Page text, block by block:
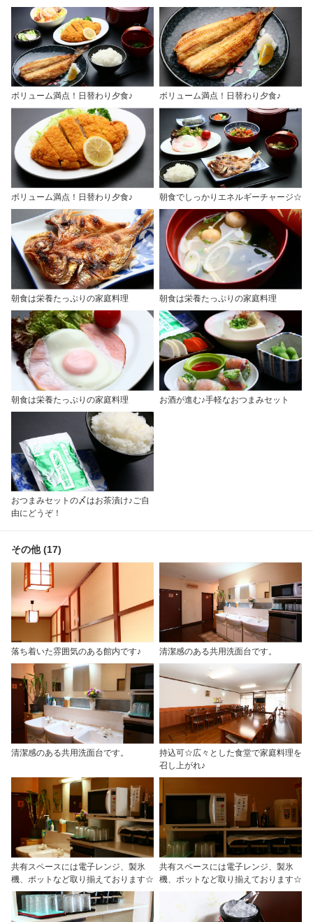
ボリューム満点！日替わり夕食♪ ボリューム満点！日替わり夕食♪
ボリューム満点！日替わり夕食♪ 朝食でしっかりエネルギーチャージ☆
朝食は栄養たっぷりの家庭料理 朝食は栄養たっぷりの家庭料理
朝食は栄養たっぷりの家庭料理 お酒が進む♪手軽なおつまみセット
おつまみセットの〆はお茶漬け♪ご自
由にどうぞ！
その他 (17)
落ち着いた雰囲気のある館内です♪ 清潔感のある共用洗面台です。
清潔感のある共用洗面台です。
持込可☆広々とした食堂で家庭料理を
召し上がれ♪
共有スペースには電子レンジ、製氷
機、ポットなど取り揃えております☆
共有スペースには電子レンジ、製氷
機、ポットなど取り揃えております☆